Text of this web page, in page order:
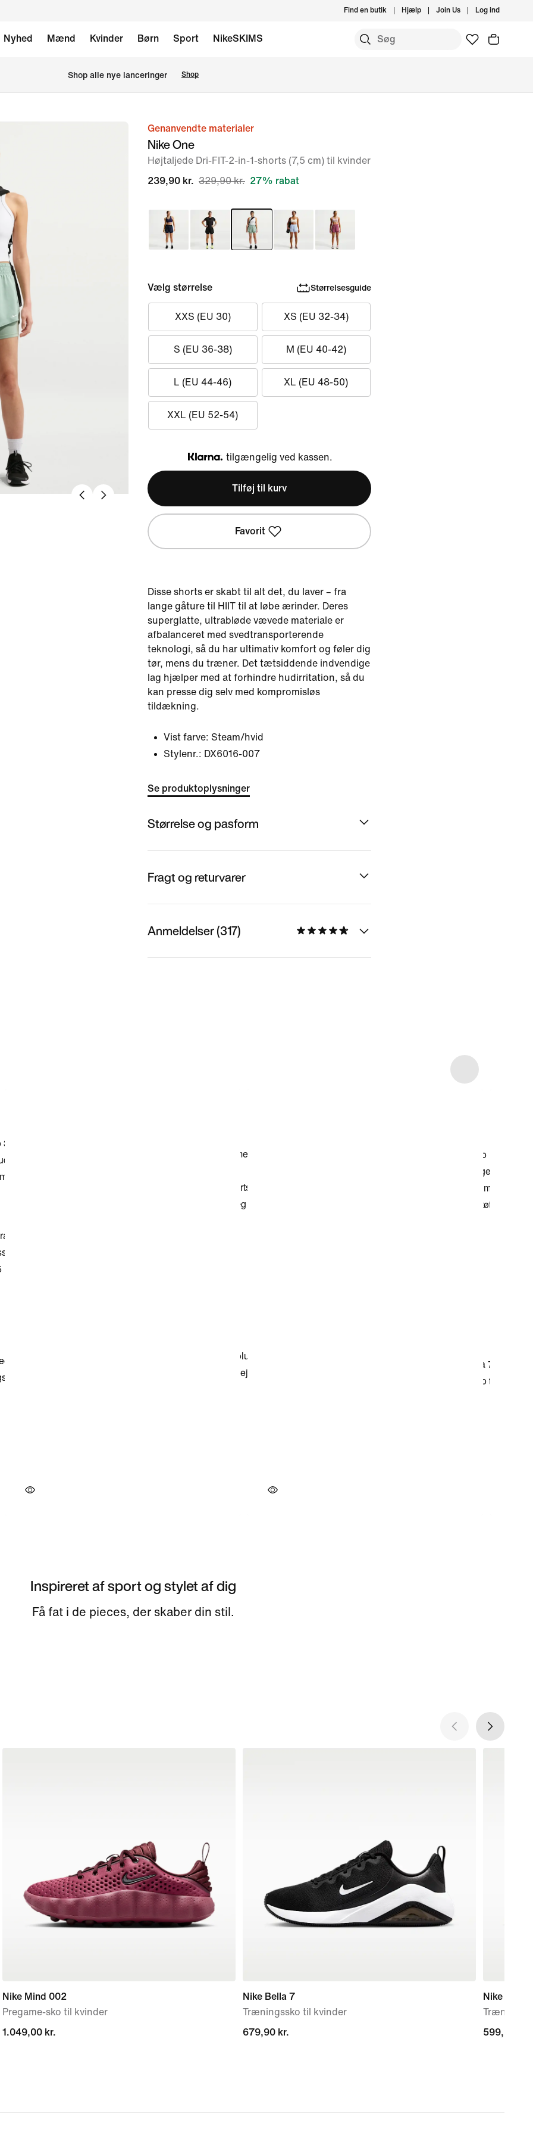
Find en butik Hjælp Join Us Log ind
Nyhed Mænd Kvinder Børn Sport NikeSKIMS
Shop alle nye lanceringer Shop
billedeGenanvendte materialer
Nike One
Højtaljede Dri-FIT-2-in-1-shorts (7,5 cm) til kvinder
239,90 kr. 329,90 kr. 27% rabat
Vælg størrelse Størrelsesguide
XXS (EU 30) XS (EU 32-34)
S (EU 36-38) M (EU 40-42)
L (EU 44-46) XL (EU 48-50)
XXL (EU 52-54)
Klarna
tilgængelig ved kassen.
Tilføj til kurv
Favorit
Disse shorts er skabt til alt det, du laver – fra
lange gåture til HIIT til at løbe ærinder. Deres
superglatte, ultrabløde vævede materiale er
afbalanceret med svedtransporterende
teknologi, så du har ultimativ komfort og føler dig
tør, mens du træner. Det tætsiddende indvendige
lag hjælper med at forhindre hudirritation, så du
kan presse dig selv med kompromisløs
tildækning.
Vist farve: Steam/hvid
Stylenr.: DX6016-007
Se produktoplysninger
Størrelse og pasform
Fragt og returvarer
Anmeldelser (317)
Inspireret af sport og stylet af dig
Få fat i de pieces, der skaber din stil.
Nike Mind 002
Pregame-sko til kvinder
1.049,00 kr.
1.049,00 kr.
Nike Bella 7
Træningssko til kvinder
679,90 kr.
679,90 kr.
Nike Flex
599,90 kr.
599,90 kr.